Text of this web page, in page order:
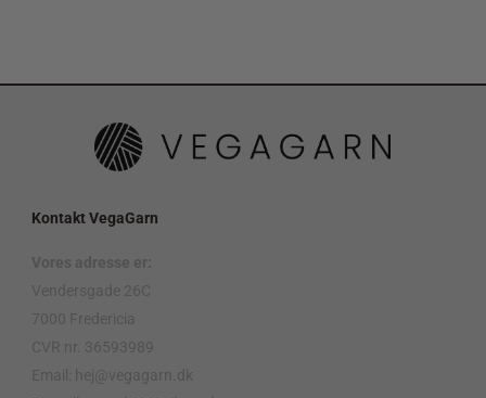
Kontakt VegaGarn
Vores adresse er:
Vendersgade 26C
7000 Fredericia
CVR nr. 36593989
Email: hej@vegagarn.dk